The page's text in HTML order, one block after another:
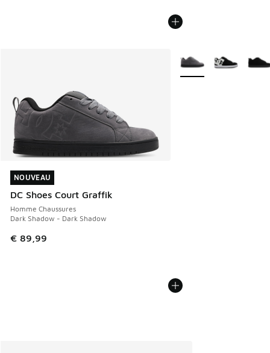
NOUVEAU
DC Shoes Court Graffik
Homme Chaussures
Dark Shadow - Dark Shadow
€ 89,99
NOUVEAU
Plus de couleurs